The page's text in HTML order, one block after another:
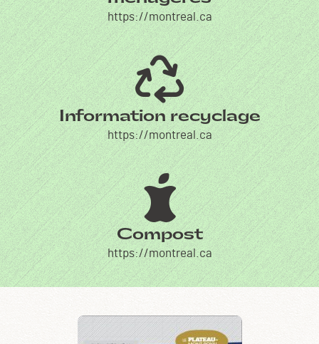
https://montreal.ca
Information recyclage
https://montreal.ca
Compost
https://montreal.ca